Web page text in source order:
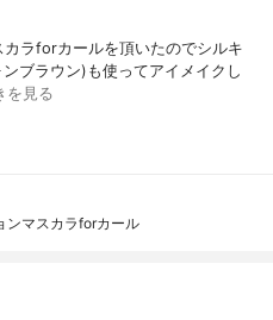
ラforカールを頂いたのでシルキ
ブラウン)も使ってアイメイクし
を見る
ンマスカラforカール